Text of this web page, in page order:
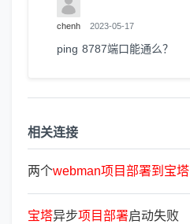
chenh 2023-05-17
ping 8787端口能通么？
相关连接
两个webman项 目部署到 宝塔
宝塔异步项 目部署启动失败